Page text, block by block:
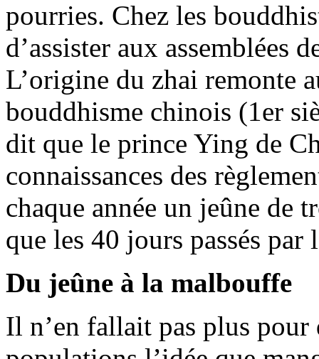
pourries. Chez les
d’assister aux assemblées
L’origine du zhai remonte
bouddhisme chinois (1er
dit que le prince Ying de
connaissances des
chaque année un jeûne de
que les 40 jours passés
Du jeûne à la malbouffe
Il n’en fallait pas plus pour